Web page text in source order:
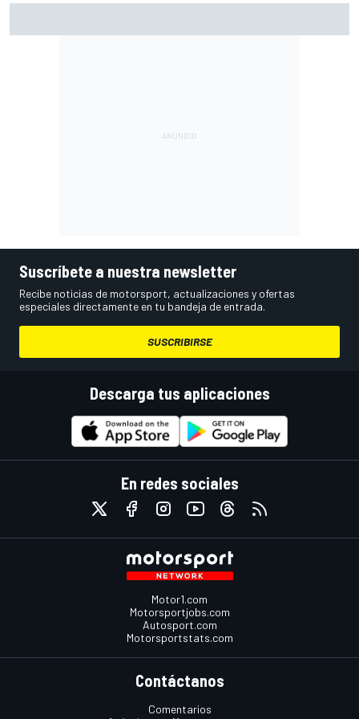
Suscríbete a nuestra newsletter
Recibe noticias de motorsport, actualizaciones y ofertas
especiales directamente en tu bandeja de entrada.
SUSCRIBIRSE
Descarga tus aplicaciones
En redes sociales
Motor1.com
Motorsportjobs.com
Autosport.com
Motorsportstats.com
Contáctanos
Comentarios